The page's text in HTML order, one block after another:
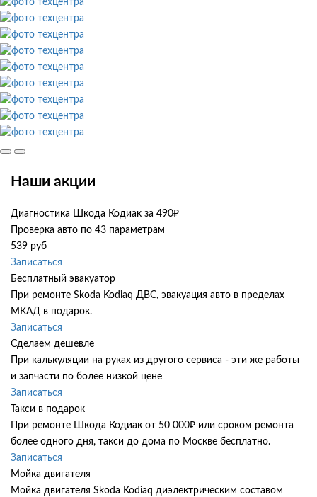
Наши акции
Диагностика Шкода Кодиак за 490₽
Проверка авто по 43 параметрам
539 руб
Записаться
Бесплатный эвакуатор
При ремонте Skoda Kodiaq ДВС, эвакуация авто в пределах
МКАД в подарок.
Записаться
Сделаем дешевле
При калькуляции на руках из другого сервиса - эти же работы
и запчасти по более низкой цене
Записаться
Такси в подарок
При ремонте Шкода Кодиак от 50 000₽ или сроком ремонта
более одного дня, такси до дома по Москве бесплатно.
Записаться
Мойка двигателя
Мойка двигателя Skoda Kodiaq диэлектрическим составом